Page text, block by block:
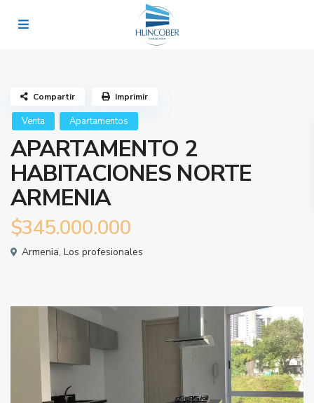
Venta Apartamentos
APARTAMENTO 2
HABITACIONES NORTE
ARMENIA
$345.000.000
Armenia, Los profesionales
Compartir Imprimir